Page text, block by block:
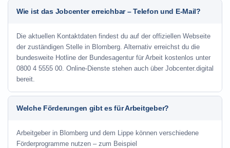
Wie ist das Jobcenter erreichbar – Telefon und E-Mail?
Die aktuellen Kontaktdaten findest du auf der offiziellen Webseite
der zuständigen Stelle in Blomberg. Alternativ erreichst du die
bundesweite Hotline der Bundesagentur für Arbeit kostenlos unter
0800 4 5555 00. Online-Dienste stehen auch über Jobcenter.digital
bereit.
Welche Förderungen gibt es für Arbeitgeber?
Arbeitgeber in Blomberg und dem Lippe können verschiedene
Förderprogramme nutzen – zum Beispiel